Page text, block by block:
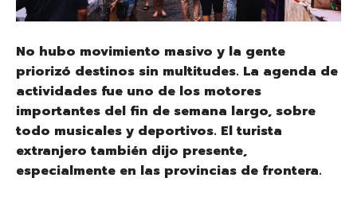
No hubo movimiento masivo y la gente
priorizó destinos sin multitudes. La agenda de
actividades fue uno de los motores
importantes del fin de semana largo, sobre
todo musicales y deportivos. El turista
extranjero también dijo presente,
especialmente en las provincias de frontera.